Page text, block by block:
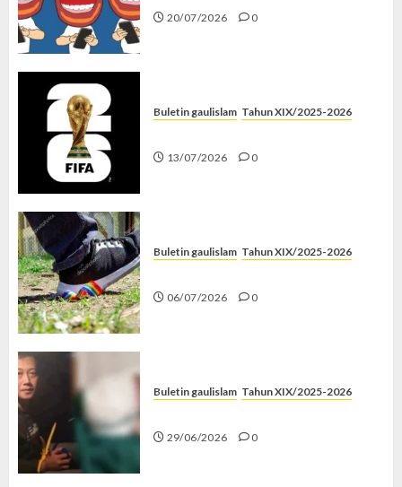
20/07/2026 0
Buletin gaulislam Tahun XIX/2025-2026
13/07/2026 0
Buletin gaulislam Tahun XIX/2025-2026
06/07/2026 0
Buletin gaulislam Tahun XIX/2025-2026
29/06/2026 0